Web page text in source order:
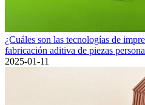
¿Cuáles son las tecnologías de
fabricación aditiva de piezas
2025-01-11